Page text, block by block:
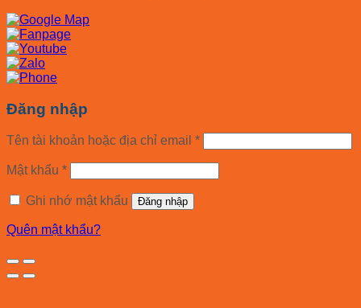
Đăng nhập
Tên tài khoản hoặc địa chỉ email *
Mật khẩu *
Ghi nhớ mật khẩu Đăng nhập
Quên mật khẩu?